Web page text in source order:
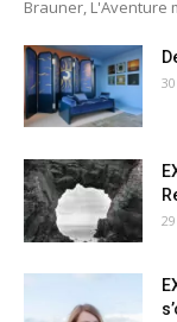
Brauner, L'Aventure